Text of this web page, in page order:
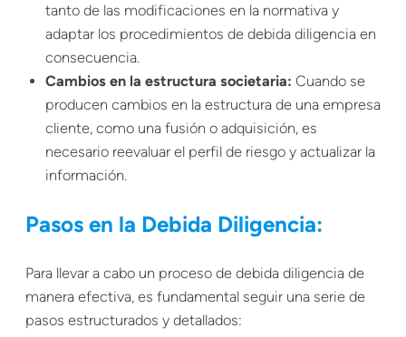
tanto de las modificaciones en la normativa y
adaptar los procedimientos de debida diligencia en
consecuencia.
Cambios en la estructura societaria: Cuando se
producen cambios en la estructura de una empresa
cliente, como una fusión o adquisición, es
necesario reevaluar el perfil de riesgo y actualizar la
información.
Pasos en la Debida Diligencia:
Para llevar a cabo un proceso de debida diligencia de
manera efectiva, es fundamental seguir una serie de
pasos estructurados y detallados: